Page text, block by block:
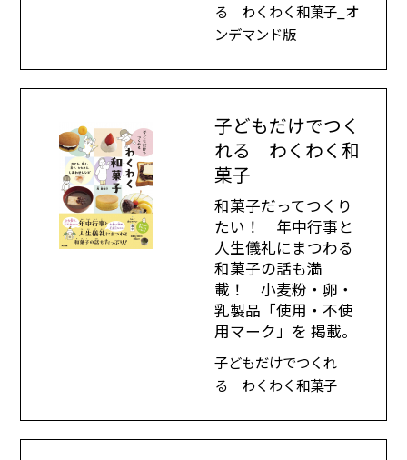
る わくわく和菓子_オ
ンデマンド版
子どもだけでつく
れる わくわく和
菓子
和菓子だってつくり
たい！ 年中行事と
人生儀礼にまつわる
和菓子の話も満
載！ 小麦粉・卵・
乳製品「使用・不使
用マーク」を 掲載。
子どもだけでつくれ
る わくわく和菓子